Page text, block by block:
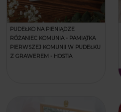
PUDEŁKO NA PIENIĄDZE
RÓŻANIEC KOMUNIA - PAMIĄTKA
PIERWSZEJ KOMUNII W PUDEŁKU
Z GRAWEREM - HOSTIA